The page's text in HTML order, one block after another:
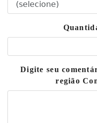
Digite seu
região